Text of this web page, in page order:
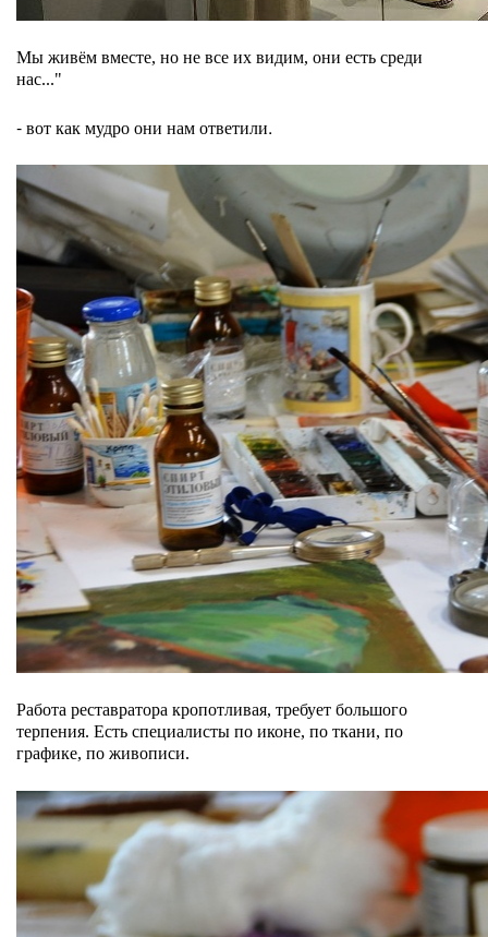
Мы живём вместе, но не все их видим, они есть среди
нас..."
- вот как мудро они нам ответили.
Работа реставратора кропотливая, требует большого
терпения. Есть специалисты по иконе, по ткани, по
графике, по живописи.